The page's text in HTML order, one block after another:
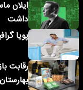
داشت
پویا گرافیان
رقابت بازی
بهارستان برگزار